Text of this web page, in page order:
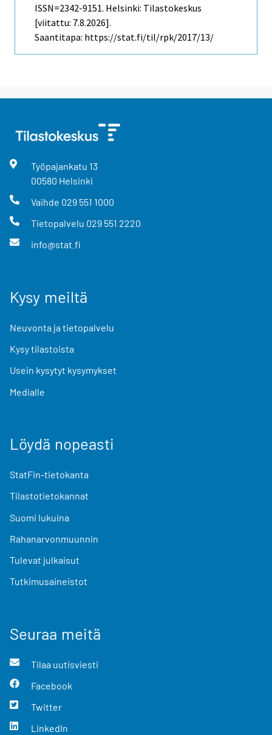
ISSN=2342-9151. Helsinki: Tilastokeskus
[viitattu: 7.8.2026].
Saantitapa: https://stat.fi/til/rpk/2017/13/
Työpajankatu 13
00580 Helsinki
Vaihde 029 551 1000
Tietopalvelu 029 551 2220
info@stat.fi
Kysy meiltä
Neuvonta ja tietopalvelu
Kysy tilastoista
Usein kysytyt kysymykset
Medialle
Löydä nopeasti
StatFin-tietokanta
Tilastotietokannat
Suomi lukuina
Rahanarvonmuunnin
Tulevat julkaisut
Tutkimusaineistot
Seuraa meitä
Tilaa uutisviesti
Facebook
Twitter
LinkedIn